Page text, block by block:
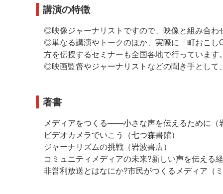
講演の特徴
◎映像ジャーナリストですので、映像と組み合わ
◎単なる講演やトークのほか、実際に「町おこし
方を伝授するセミナーも全国各地で行っています
◎映画監督やジャーナリストなどの聞き手として
著書
メディアをつくる――小さな声を伝えるために（
ビデオカメラでいこう（七つ森書館）
ジャーナリズムの挑戦（岩波書店）
コミュニティメディアの未来?新しい声を伝える
非営利放送とはなにか?市民がつくるメディア（